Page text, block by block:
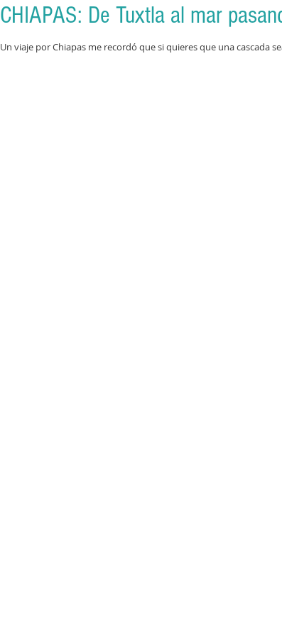
CHIAPAS: De Tuxtla al mar
Un viaje por Chiapas me recordó que si quieres que una cascada